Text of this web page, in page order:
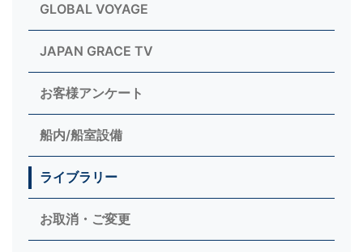
GLOBAL VOYAGE
JAPAN GRACE TV
お客様アンケート
船内/船室設備
ライブラリー
お取消・ご変更